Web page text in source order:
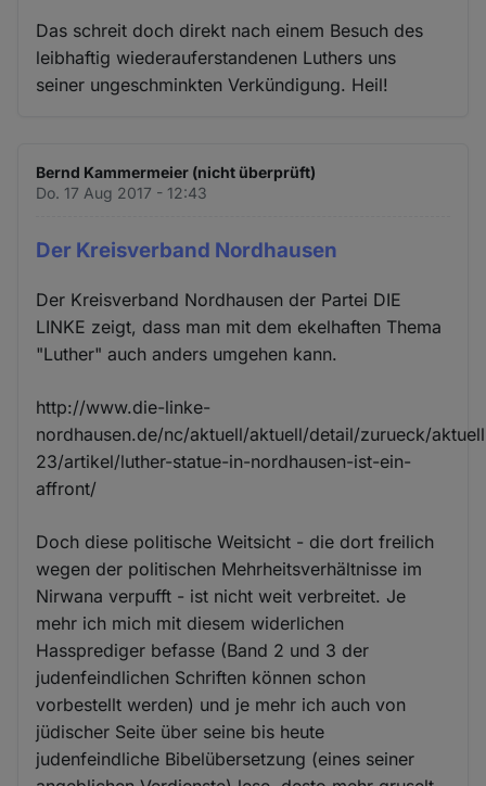
Das schreit doch direkt nach einem Besuch des
leibhaftig wiederauferstandenen Luthers uns
seiner ungeschminkten Verkündigung. Heil!
Bernd Kammermeier (nicht überprüft)
Do. 17 Aug 2017 - 12:43
Der Kreisverband Nordhausen
Der Kreisverband Nordhausen der Partei DIE
LINKE zeigt, dass man mit dem ekelhaften Thema
"Luther" auch anders umgehen kann.
http://www.die-linke-
nordhausen.de/nc/aktuell/aktuell/detail/zurueck/
23/artikel/luther-statue-in-nordhausen-ist-ein-
affront/
Doch diese politische Weitsicht - die dort freilich
wegen der politischen Mehrheitsverhältnisse im
Nirwana verpufft - ist nicht weit verbreitet. Je
mehr ich mich mit diesem widerlichen
Hassprediger befasse (Band 2 und 3 der
judenfeindlichen Schriften können schon
vorbestellt werden) und je mehr ich auch von
jüdischer Seite über seine bis heute
judenfeindliche Bibelübersetzung (eines seiner